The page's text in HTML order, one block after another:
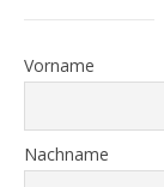
Vorname
Nachname